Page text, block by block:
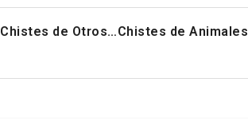
Chistes de Otros…Chistes de Animales